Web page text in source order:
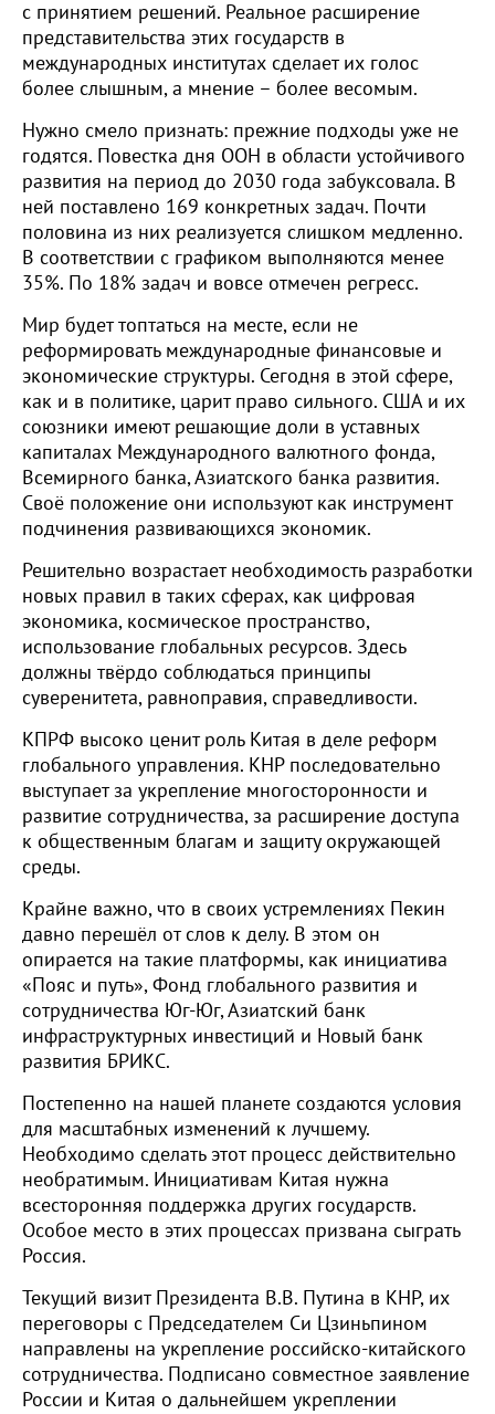
с принятием решений. Реальное расширение
представительства этих государств в
международных институтах сделает их голос
более слышным, а мнение – более весомым.
Нужно смело признать: прежние подходы уже не
годятся. Повестка дня ООН в области устойчивого
развития на период до 2030 года забуксовала. В
ней поставлено 169 конкретных задач. Почти
половина из них реализуется слишком медленно.
В соответствии с графиком выполняются менее
35%. По 18% задач и вовсе отмечен регресс.
Мир будет топтаться на месте, если не
реформировать международные финансовые и
экономические структуры. Сегодня в этой сфере,
как и в политике, царит право сильного. США и их
союзники имеют решающие доли в уставных
капиталах Международного валютного фонда,
Всемирного банка, Азиатского банка развития.
Своё положение они используют как инструмент
подчинения развивающихся экономик.
Решительно возрастает необходимость разработки
новых правил в таких сферах, как цифровая
экономика, космическое пространство,
использование глобальных ресурсов. Здесь
должны твёрдо соблюдаться принципы
суверенитета, равноправия, справедливости.
КПРФ высоко ценит роль Китая в деле реформ
глобального управления. КНР последовательно
выступает за укрепление многосторонности и
развитие сотрудничества, за расширение доступа
к общественным благам и защиту окружающей
среды.
Крайне важно, что в своих устремлениях Пекин
давно перешёл от слов к делу. В этом он
опирается на такие платформы, как инициатива
«Пояс и путь», Фонд глобального развития и
сотрудничества Юг-Юг, Азиатский банк
инфраструктурных инвестиций и Новый банк
развития БРИКС.
Постепенно на нашей планете создаются условия
для масштабных изменений к лучшему.
Необходимо сделать этот процесс действительно
необратимым. Инициативам Китая нужна
всесторонняя поддержка других государств.
Особое место в этих процессах призвана сыграть
Россия.
Текущий визит Президента В.В. Путина в КНР, их
переговоры с Председателем Си Цзиньпином
направлены на укрепление российско-китайского
сотрудничества. Подписано совместное заявление
России и Китая о дальнейшем укреплении